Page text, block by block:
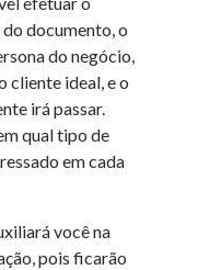
documento, o
do negócio,
cliente ideal, e o
irá passar.
qual tipo de
em cada
você na
pois ficarão